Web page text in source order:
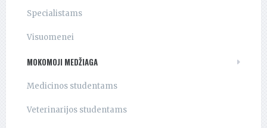
Specialistams
Visuomenei
MOKOMOJI MEDŽIAGA
Medicinos studentams
Veterinarijos studentams